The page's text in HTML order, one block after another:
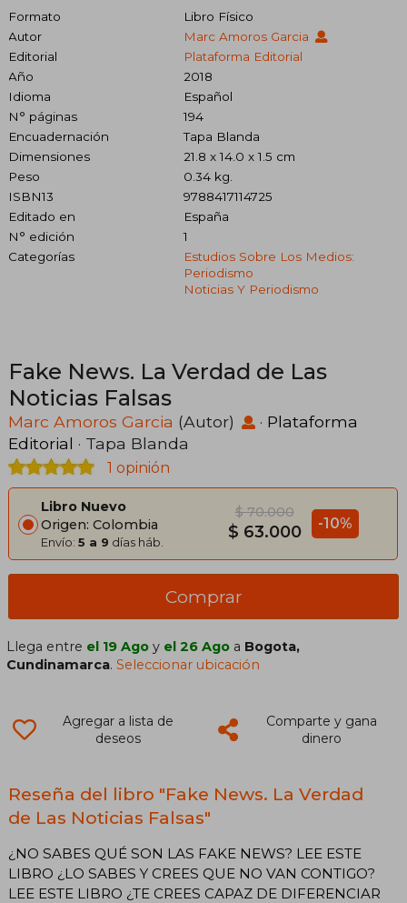
Formato
Libro Físico
Autor
Marc Amoros Garcia
Editorial
Plataforma Editorial
Año
2018
Idioma
Español
N° páginas
194
Encuadernación
Tapa Blanda
Dimensiones
21.8 x 14.0 x 1.5 cm
Peso
0.34 kg.
ISBN13
9788417114725
Editado en
España
N° edición
1
Categorías
Estudios Sobre Los Medios:
Periodismo
Noticias Y Periodismo
Fake News. La Verdad de Las
Noticias Falsas
Marc Amoros Garcia (Autor) · Plataforma
Editorial · Tapa Blanda
1 opinión
Libro Nuevo
Origen: Colombia
Envío: 5 a 9 días háb.
$ 70.000
$ 63.000 -10%
Comprar
Llega entre el 19 Ago y el 26 Ago a Bogota,
Cundinamarca.Seleccionar ubicación
Agregar a lista de
deseos
Comparte y gana
dinero
Reseña del libro "Fake News. La Verdad
de Las Noticias Falsas"
¿NO SABES QUÉ SON LAS FAKE NEWS? LEE ESTE
LIBRO ¿LO SABES Y CREES QUE NO VAN CONTIGO?
LEE ESTE LIBRO ¿TE CREES CAPAZ DE DIFERENCIAR